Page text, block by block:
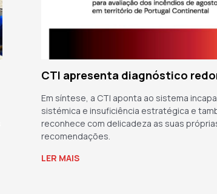
CTI apresenta diagnóstico
Em síntese, a CTI aponta ao sistema
sistémica e insuficiência estratégica e
reconhece com delicadeza as suas
recomendações.
LER MAIS